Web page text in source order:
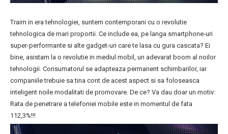
Traim in era tehnologiei, suntem contemporani cu o revolutie
tehnologica de mari proportii. Ce include ea, pe langa smartphone-uri
super-performante si alte gadget-uri care te lasa cu gura cascata? Ei
bine, asistam la o revolutie in mediul mobil, un adevarat boom al noilor
tehnologii. Consumatorul se adapteaza permanent schimbarilor, iar
companiile trebuie sa tina cont de acest aspect si sa foloseasca
inteligent noile modalitati de promovare. De ce? Va dau doar un motiv:
Rata de penetrare a telefoniei mobile este in momentul de fata
112,3%!!!